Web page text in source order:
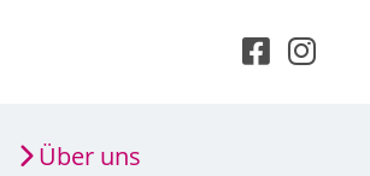
Über uns